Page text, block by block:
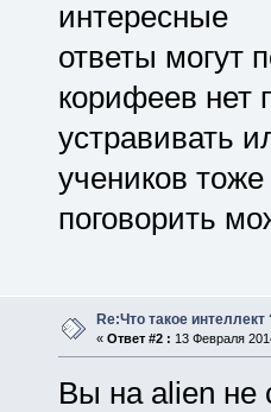
интересные
ответы могут
корифеев нет
устравивать
учеников
поговорить
Re:Что такое интеллект
« Ответ #2 : 13 Февраля
Вы на alien не